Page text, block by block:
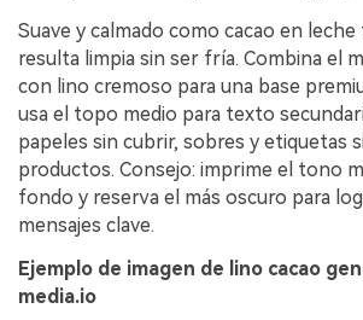
Suave y calmado como cacao en
resulta limpia sin ser fría. Combina el
con lino cremoso para una base
usa el topo medio para texto
papeles sin cubrir, sobres y etiquetas
productos. Consejo: imprime el tono
fondo y reserva el más oscuro para
mensajes clave.
Ejemplo de imagen de lino cacao
media.io